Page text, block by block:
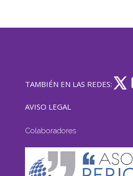
TAMBIÉN EN LAS REDES:
AVISO LEGAL
Colaboradores